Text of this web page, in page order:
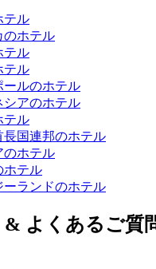
テル
のホテル
テル
テル
ールのホテル
シアのホテル
テル
長国連邦のホテル
のホテル
ホテル
ーランドのホテル
& よくあるご質